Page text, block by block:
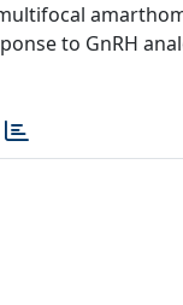
to GnRH